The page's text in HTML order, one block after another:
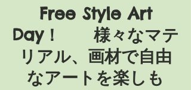
Free Style Art
Day！ 様々なマテ
リアル、画材で自由
なアートを楽しも